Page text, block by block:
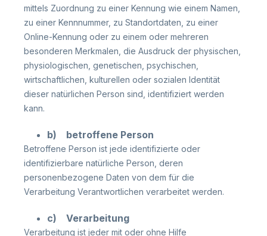
mittels Zuordnung zu einer Kennung wie einem Namen,
zu einer Kennnummer, zu Standortdaten, zu einer
Online-Kennung oder zu einem oder mehreren
besonderen Merkmalen, die Ausdruck der physischen,
physiologischen, genetischen, psychischen,
wirtschaftlichen, kulturellen oder sozialen Identität
dieser natürlichen Person sind, identifiziert werden
kann.
b) betroffene Person
Betroffene Person ist jede identifizierte oder
identifizierbare natürliche Person, deren
personenbezogene Daten von dem für die
Verarbeitung Verantwortlichen verarbeitet werden.
c) Verarbeitung
Verarbeitung ist jeder mit oder ohne Hilfe